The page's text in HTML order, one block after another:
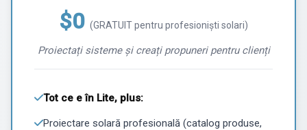
$0 (GRATUIT pentru profesioniști solari)
Proiectați sisteme și creați propuneri pentru clienți
Tot ce e în Lite, plus:
Proiectare solară profesională (catalog produse,